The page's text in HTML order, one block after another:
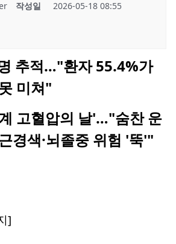
작성일 2026-05-18 08:55
추적…"환자 55.4%가
미쳐"
고혈압의 날'…"숨찬 운
경색·뇌졸중 위험 '뚝'"
]